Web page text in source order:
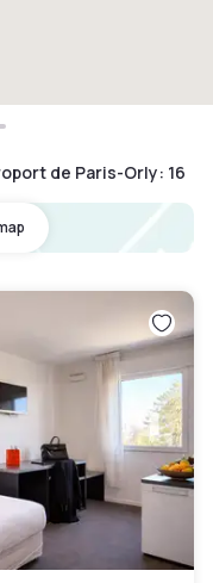
de Paris-Orly: 16